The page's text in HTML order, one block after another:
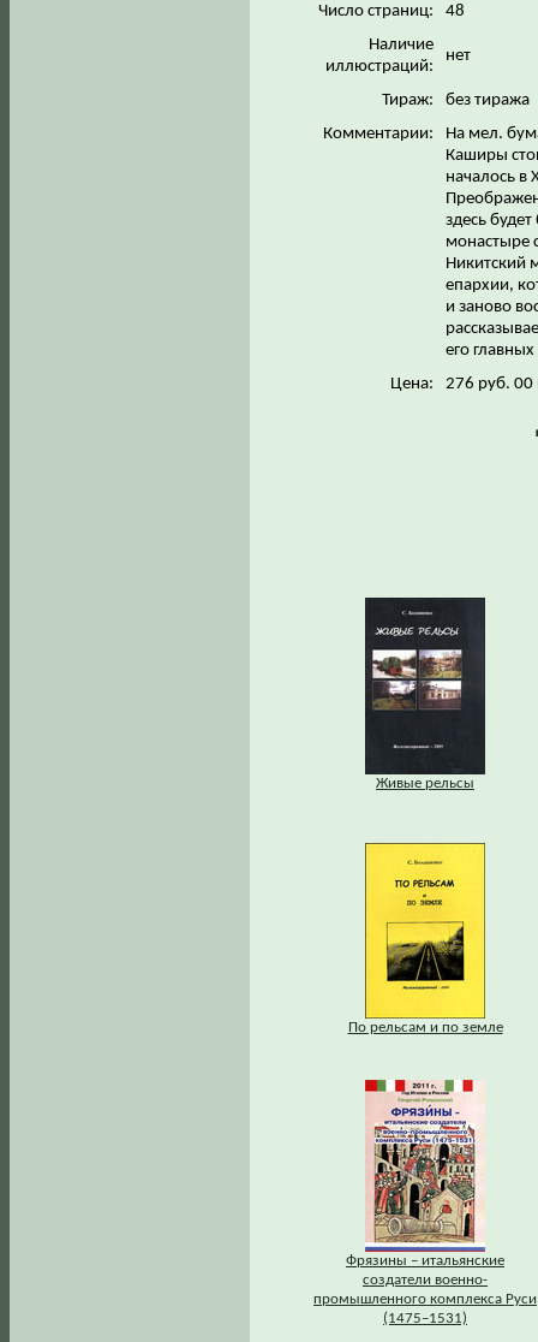
Число страниц:
48
Наличие
иллюстраций:
нет
Тираж:
без тиража
Комментарии:
На мел.
Каширы
началось в
здесь
монастыре
Никитский
епархии,
и заново
его
Цена:
276 руб. 00
Живые рельсы
По рельсам и по земле
Фрязины – итальянские
создатели военно-
промышленного комплекса Руси
(1475–1531)